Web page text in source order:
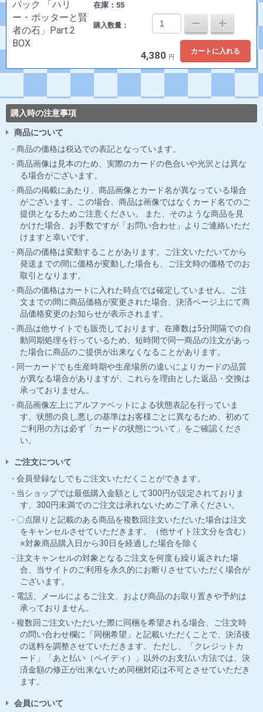
在庫：55
購入数量：
4,380 円
カートに入れる
購入時の注意事項
商品について
商品の価格は税込での表記となっています。
商品画像は見本のため、実際のカードの色合いや光沢とは異な
る場合がございます。
商品の掲載にあたり、商品画像とカード名が異なっている場合
がございます。この場合、商品は画像ではなくカード名でのご
提供となるためご注意ください。 また、そのような商品を見
かけた場合、お手数ですが「お問い合わせ」よりご連絡いただ
けますと幸いです。
商品の価格は変動することがあります。ご注文いただいてから
発送までの間に価格が変動した場合も、ご注文時の価格でのお
取引となります。
商品の価格はカートに入れた時点では確定していません。ご注
文までの間に商品価格が変更された場合、決済ページ上にて商
品価格変更のお知らせが表示されます。
商品は他サイトでも販売しております。在庫数は5分間隔での自
動同期処理を行っているため、短時間で同一商品の注文があっ
た場合に商品のご提供が出来なくなることがあります。
同一カードでも生産時期や生産場所の違いによりカードの品質
が異なる場合がありますが、これらを理由とした返品・交換は
承っておりません。
商品画像左上にアルファベットによる状態表記を行っていま
す。状態の良し悪しの基準はお客様ごとに異なるため、初めて
ご利用の方は必ず「カードの状態について」をご確認くださ
い。
ご注文について
会員登録なしでもご注文いただくことができます。
当ショップでは最低購入金額として300円が設定されておりま
す、300円未満でのご注文は承れないためご了承ください。
〇点限りと記載のある商品を複数回注文いただいた場合は注文
をキャンセルさせていただきます。（他サイト注文分を含む）
※対象商品購入日から30日を経過した場合を除く
注文キャンセルの対象となるご注文を何度も繰り返された場
合、当サイトのご利用を永久的にお断りさせていただく場合が
ございます。
電話、メールによるご注文、および商品のお取り置きや予約は
承っておりません。
複数回ご注文いただいた際に同梱を希望される場合、ご注文時
の問い合わせ欄に「同梱希望」と記載いただくことで、決済後
の送料を調整させていただきます。 ただし、「クレジットカ
ード」「あと払い（ペイディ）」以外のお支払い方法では、決
済金額の修正が出来ないため同梱対応は不可とさせていただき
ます。
会員について